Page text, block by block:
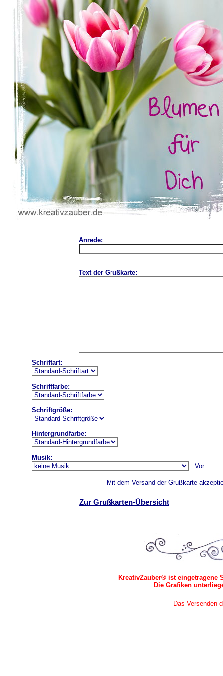
Anrede:
Text der Grußkarte:
Schriftart:
Schriftfarbe:
Schriftgröße:
Hintergrundfarbe:
Musik:
Mit dem Versand der Grußkarte
Zur Grußkarten-Übersicht
KreativZauber® ist eingetragene
Die Grafiken
Das Versenden